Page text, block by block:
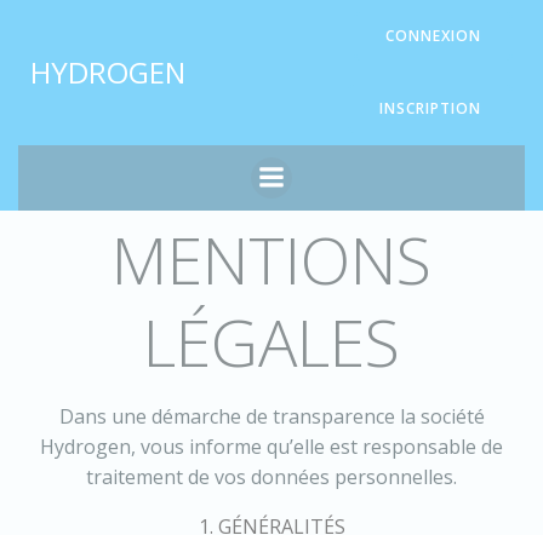
HYDROGEN
CONNEXION
INSCRIPTION
MENTIONS
LÉGALES
Dans une démarche de transparence la société
Hydrogen, vous informe qu’elle est responsable de
traitement de vos données personnelles.
1. GÉNÉRALITÉS